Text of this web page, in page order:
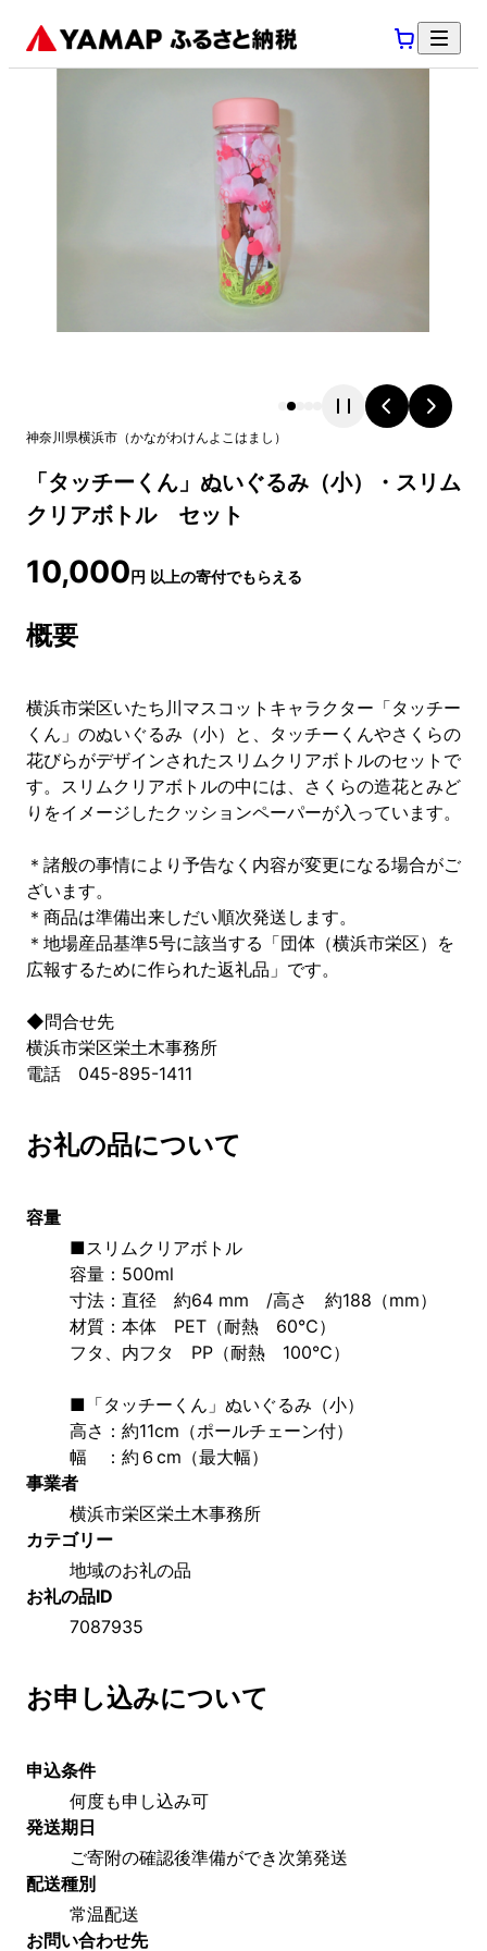
神奈川県横浜市 （かながわけんよこはまし ）
「タッチーくん」ぬいぐるみ（小）・スリム
クリアボトル セット
10,000円 以上の寄付でもらえる
概要
横浜市栄区いたち川マスコットキャラクター「タッチー
くん」のぬいぐるみ（小）と、タッチーくんやさくらの
花びらがデザインされたスリムクリアボトルのセットで
す。スリムクリアボトルの中には、さくらの造花とみど
りをイメージしたクッションペーパーが入っています。
＊諸般の事情により予告なく内容が変更になる場合がご
ざいます。
＊商品は準備出来しだい順次発送します。
＊地場産品基準5号に該当する「団体（横浜市栄区）を
広報するために作られた返礼品」です。
◆問合せ先
横浜市栄区栄土木事務所
電話 045-895-1411
お礼の品について
容量
■スリムクリアボトル
容量：500ml
寸法：直径　約64 mm　/高さ　約188（mm）
材質：本体　PET（耐熱　60℃）
フタ、内フタ　PP（耐熱　100℃）
■「タッチーくん」ぬいぐるみ（小）
高さ：約11cm（ポールチェーン付）
幅　：約６cm（最大幅）
事業者
横浜市栄区栄土木事務所
カテゴリー
地域のお礼の品
お礼の品ID
7087935
お申し込みについて
申込条件
何度も申し込み可
発送期日
ご寄附の確認後準備ができ次第発送
配送種別
常温配送
お問い合わせ先